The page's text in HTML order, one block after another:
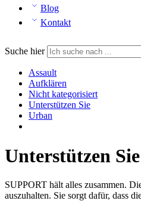
Blog
Kontakt
Suche hier
Assault
Aufklären
Nicht kategorisiert
Unterstützen Sie
Urban
Unterstützen Sie
SUPPORT hält alles zusammen.
auszuhalten. Sie sorgt dafür, dass